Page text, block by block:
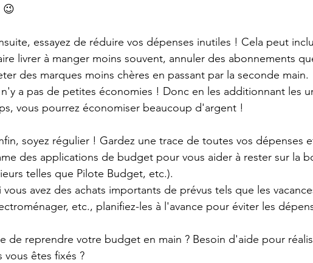
😉
essayez de réduire vos dépenses inutiles ! Cela peut
livrer à manger moins souvent, annuler des abonnements
des marques moins chères en passant par la seconde main.
a pas de petites économies ! Donc en les additionnant les
vous pourrez économiser beaucoup d'argent !
soyez régulier ! Gardez une trace de toutes vos dépenses
des applications de budget pour vous aider à rester sur la
telles que Pilote Budget, etc.).
vous avez des achats importants de prévus tels que les
etc., planifiez-les à l'avance pour éviter les
de reprendre votre budget en main ? Besoin d'aide pour
vous êtes fixés ?